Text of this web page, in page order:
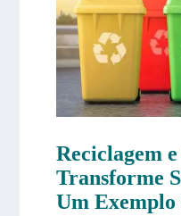
Reciclagem
Transforme
Um Exemplo